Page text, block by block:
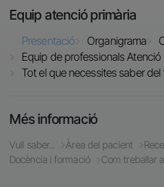
Equip atenció primària
Presentació Organigrama
Equip de professionals Atenció
Tot el que necessites saber del
Més informació
Vull saber... Àrea del pacient
Docència i formació
Com treballar